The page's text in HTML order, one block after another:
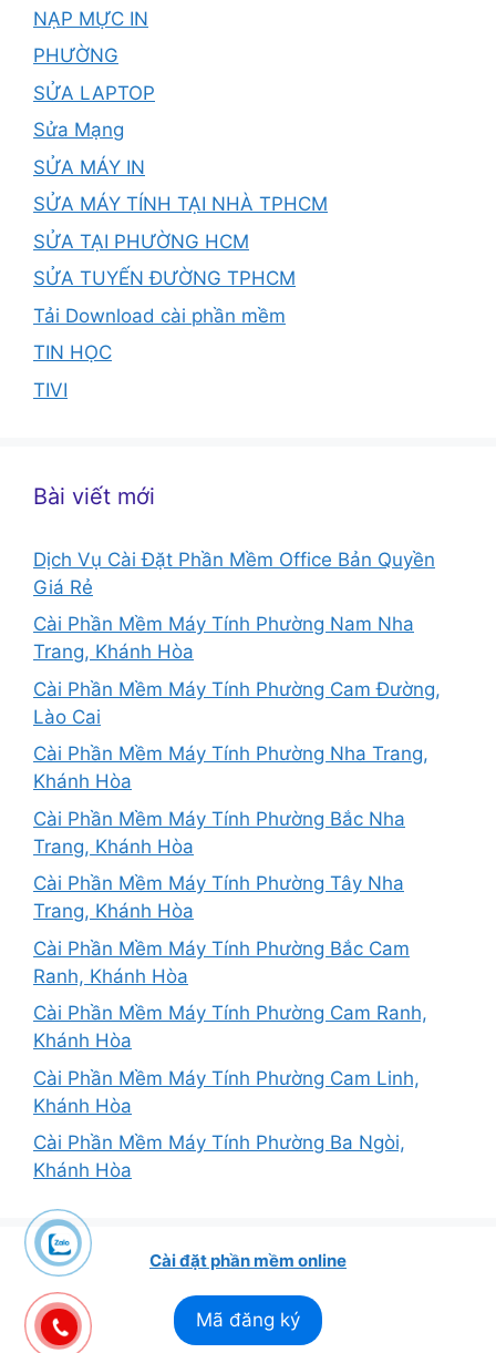
NẠP MỰC IN
PHƯỜNG
SỬA LAPTOP
Sửa Mạng
SỬA MÁY IN
SỬA MÁY TÍNH TẠI NHÀ TPHCM
SỬA TẠI PHƯỜNG HCM
SỬA TUYẾN ĐƯỜNG TPHCM
Tải Download cài phần mềm
TIN HỌC
TIVI
Bài viết mới
Dịch Vụ Cài Đặt Phần Mềm Office Bản Quyền
Giá Rẻ
Cài Phần Mềm Máy Tính Phường Nam Nha
Trang, Khánh Hòa
Cài Phần Mềm Máy Tính Phường Cam Đường,
Lào Cai
Cài Phần Mềm Máy Tính Phường Nha Trang,
Khánh Hòa
Cài Phần Mềm Máy Tính Phường Bắc Nha
Trang, Khánh Hòa
Cài Phần Mềm Máy Tính Phường Tây Nha
Trang, Khánh Hòa
Cài Phần Mềm Máy Tính Phường Bắc Cam
Ranh, Khánh Hòa
Cài Phần Mềm Máy Tính Phường Cam Ranh,
Khánh Hòa
Cài Phần Mềm Máy Tính Phường Cam Linh,
Khánh Hòa
Cài Phần Mềm Máy Tính Phường Ba Ngòi,
Khánh Hòa
Cài đặt phần mềm online
Mã đăng ký